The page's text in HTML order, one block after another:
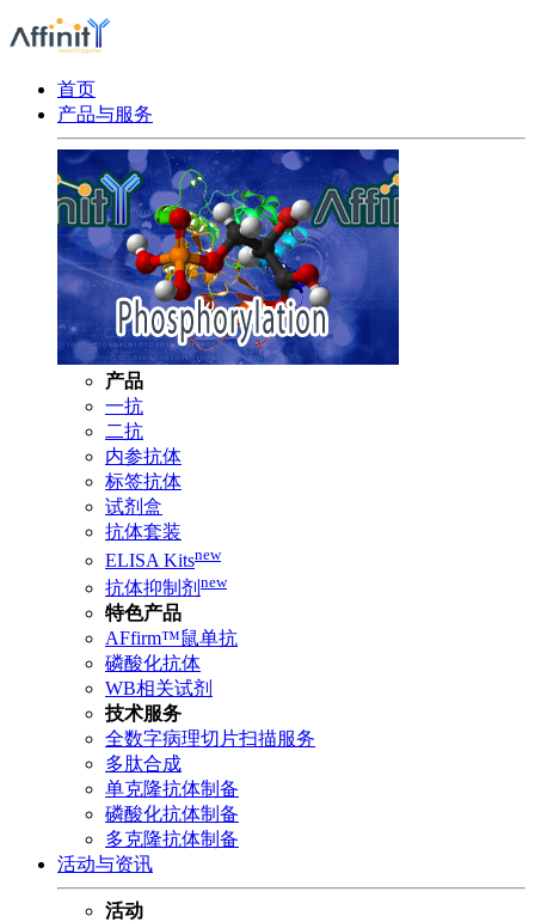
首页
产品与服务
产品
一抗
二抗
内参抗体
标签抗体
试剂盒
抗体套装
ELISA Kitsnew
抗体抑制剂 new
特色产品
AFfirm™鼠单抗
磷酸化抗体
WB相关试剂
技术服务
全数字病理切片扫描服务
多肽合成
单克隆抗体制备
磷酸化抗体制备
多克隆抗体制备
活动与资讯
活动